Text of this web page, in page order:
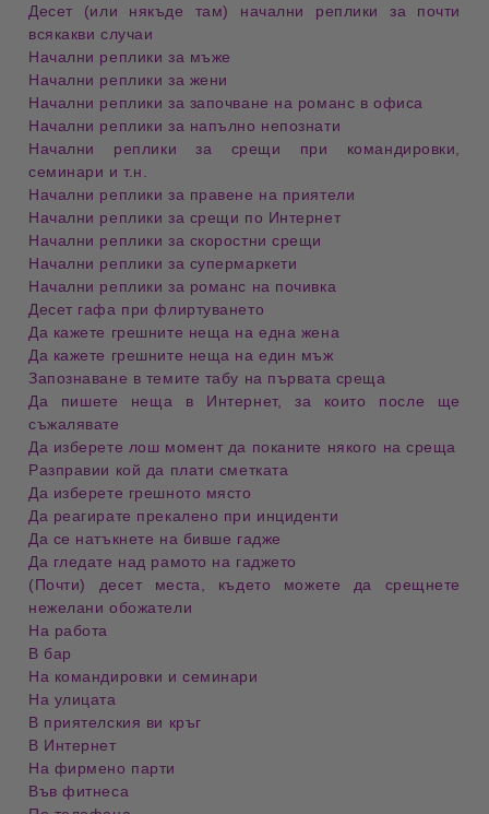
Десет (или някъде там) начални реплики за почти
всякакви случаи
Начални реплики за мъже
Начални реплики за жени
Начални реплики за започване на романс в офиса
Начални реплики за напълно непознати
Начални реплики за срещи при командировки,
семинари и т.н.
Начални реплики за правене на приятели
Начални реплики за срещи по Интернет
Начални реплики за скоростни срещи
Начални реплики за супермаркети
Начални реплики за романс на почивка
Десет гафа при флиртуването
Да кажете грешните неща на една жена
Да кажете грешните неща на един мъж
Запознаване в темите табу на първата среща
Да пишете неща в Интернет, за които после ще
съжалявате
Да изберете лош момент да поканите някого на среща
Разправии кой да плати сметката
Да изберете грешното място
Да реагирате прекалено при инциденти
Да се натъкнете на бивше гадже
Да гледате над рамото на гаджето
(Почти) десет места, където можете да срещнете
нежелани обожатели
На работа
В бар
На командировки и семинари
На улицата
В приятелския ви кръг
В Интернет
На фирмено парти
Във фитнеса